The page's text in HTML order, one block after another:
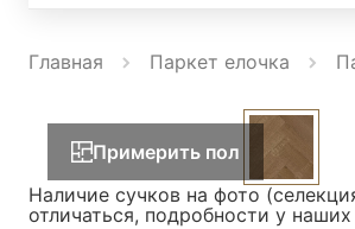
Главная Паркет елочка
Примерить пол
Наличие сучков на фото
отличаться, подробности у